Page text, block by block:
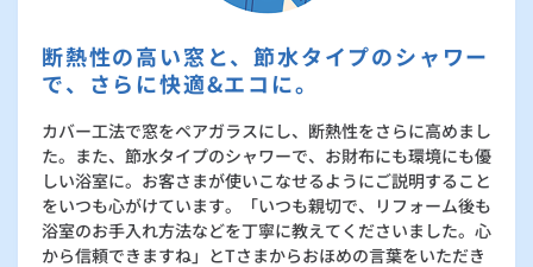
断熱性の高い窓と、節水タイプのシャワー
で、さらに快適&エコに。
カバー工法で窓をペアガラスにし、断熱性をさらに高めまし
た。また、節水タイプのシャワーで、お財布にも環境にも優
しい浴室に。お客さまが使いこなせるようにご説明すること
をいつも心がけています。「いつも親切で、リフォーム後も
浴室のお手入れ方法などを丁寧に教えてくださいました。心
から信頼できますね」とTさまからおほめの言葉をいただき